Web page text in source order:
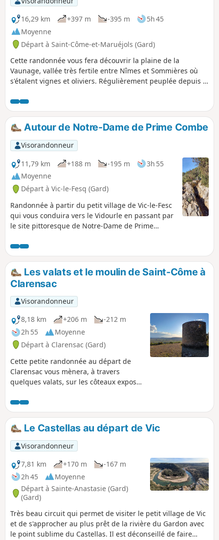
16,29 km
+397 m -395 m
5h 45
Moyenne
Départ à Saint-Côme-et-Maruéjols (Gard)
Cette randonnée vous fera découvrir la plaine de la
Vaunage, vallée très fertile entre Nîmes et Sommières où
s'étalent vignes et oliviers. Régulièrement peuplée depuis le
Congénies datant d'environ 2500 ans avant J.C.Sept
oppidums connus à ce jour, furent bâtis et occupés du VIIIe
siècle avant. J.-C. au Ier siècle après J.-C., notamment par
les Volques. En chemin vous traverserez la garrigue et les
vignes, vous découvrirez un oppidum (habitat perché), un
moulin, des puits datant de l'époque romaine.
Autour de Notre-Dame de Prime Combe
Visorandonneur
11,79 km
+188 m -195 m
3h 55
Moyenne
Départ à Vic-le-Fesq (Gard)
Randonnée à partir du petit village de Vic-le-Fesc
qui vous conduira vers le Vidourle en passant par
le site pittoresque de Notre-Dame de Prime
croix et sa chapelle ouverte.
Les valats et le moulin de Saint-Côme à
Clarensac
Visorandonneur
8,18 km
+206 m
-212 m
2h 55
Moyenne
Départ à Clarensac (Gard)
Cette petite randonnée au départ de
Clarensac vous mènera, à travers
quelques valats, sur les côteaux exposés
jusqu'au Moulin de Saint-Côme, un
endroit idéal pour profiter d'une belle
vue sur la plaine et jusqu'au Pic-Saint-
Loup.Le Castellas au départ de Vic
Visorandonneur
7,81 km
+170 m
-167 m
2h 45
Moyenne
Départ à Sainte-Anastasie (Gard)
(Gard)
Très beau circuit qui permet de visiter le petit village de Vic
et de s'approcher au plus prêt de la rivière du Gardon avec
le point sublime du Castellas. Il est déconseillé de faire